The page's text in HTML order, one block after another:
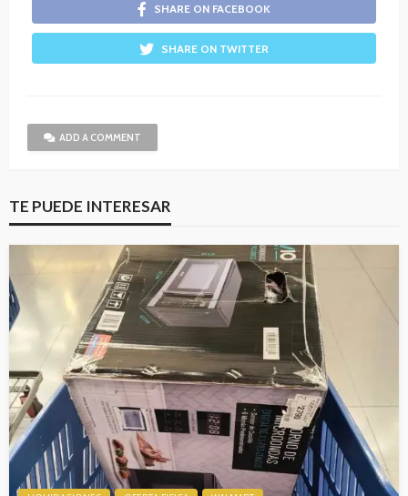
SHARE ON FACEBOOK
SHARE ON TWITTER
ADD A COMMENT
TE PUEDE INTERESAR